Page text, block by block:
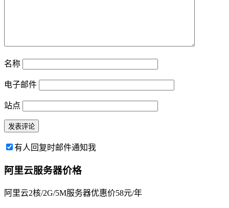
名称
电子邮件
站点
有人回复时邮件通知我
阿里云服务器价格
阿里云2核/2G/5M服务器优惠价58元/年